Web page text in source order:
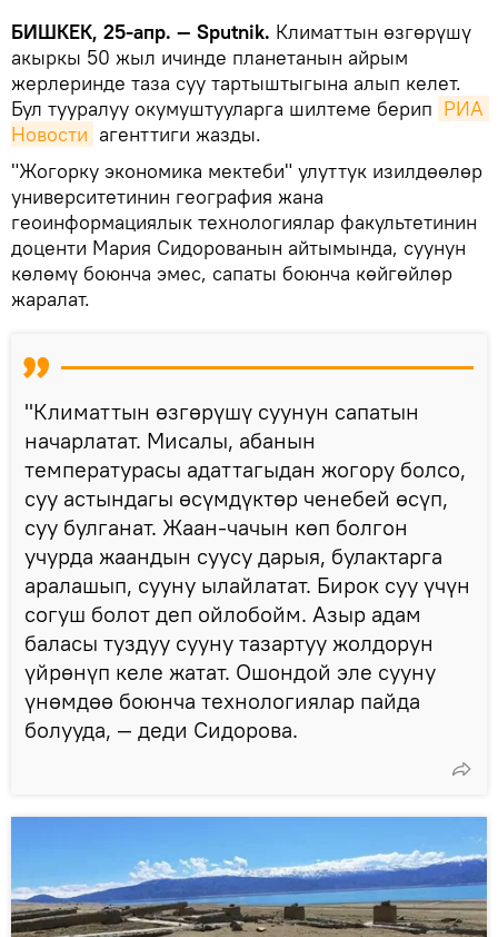
БИШКЕК, 25-апр. — Sputnik. Климаттын өзгөрүшү
акыркы 50 жыл ичинде планетанын айрым
жерлеринде таза суу тартыштыгына алып келет.
Бул тууралуу окумуштууларга шилтеме берип РИА
Новости агенттиги жазды.
"Жогорку экономика мектеби" улуттук изилдөөлөр
университетинин география жана
геоинформациялык технологиялар факультетинин
доценти Мария Сидорованын айтымында, суунун
көлөмү боюнча эмес, сапаты боюнча көйгөйлөр
жаралат.
"Климаттын өзгөрүшү суунун сапатын
начарлатат. Мисалы, абанын
температурасы адаттагыдан жогору болсо,
суу астындагы өсүмдүктөр ченебей өсүп,
суу булганат. Жаан-чачын көп болгон
учурда жаандын суусу дарыя, булактарга
аралашып, сууну ылайлатат. Бирок суу үчүн
согуш болот деп ойлобойм. Азыр адам
баласы туздуу сууну тазартуу жолдорун
үйрөнүп келе жатат. Ошондой эле сууну
үнөмдөө боюнча технологиялар пайда
болууда, — деди Сидорова.